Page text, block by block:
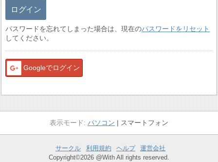
ログイン
パスワードを忘れてしまった場合は、現在のパスワードをリセット
してください。
Googleでログイン
パソコン スマートフォン
サークル 利用規約 ヘルプ
運営会社
Copyright©2026 @With All rights reserved.